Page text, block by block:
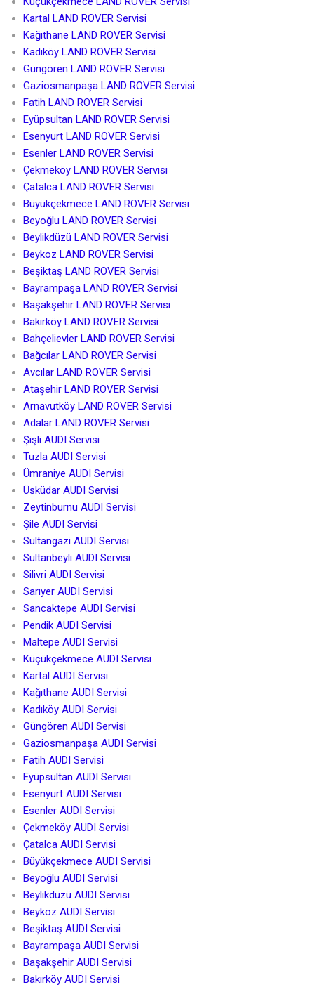
Kartal LAND ROVER Servisi
Kağıthane LAND ROVER Servisi
Kadıköy LAND ROVER Servisi
Güngören LAND ROVER Servisi
Gaziosmanpaşa LAND ROVER Servisi
Fatih LAND ROVER Servisi
Eyüpsultan LAND ROVER Servisi
Esenyurt LAND ROVER Servisi
Esenler LAND ROVER Servisi
Çekmeköy LAND ROVER Servisi
Çatalca LAND ROVER Servisi
Büyükçekmece LAND ROVER Servisi
Beyoğlu LAND ROVER Servisi
Beylikdüzü LAND ROVER Servisi
Beykoz LAND ROVER Servisi
Beşiktaş LAND ROVER Servisi
Bayrampaşa LAND ROVER Servisi
Başakşehir LAND ROVER Servisi
Bakırköy LAND ROVER Servisi
Bahçelievler LAND ROVER Servisi
Bağcılar LAND ROVER Servisi
Avcılar LAND ROVER Servisi
Ataşehir LAND ROVER Servisi
Arnavutköy LAND ROVER Servisi
Adalar LAND ROVER Servisi
Şişli AUDI Servisi
Tuzla AUDI Servisi
Ümraniye AUDI Servisi
Üsküdar AUDI Servisi
Zeytinburnu AUDI Servisi
Şile AUDI Servisi
Sultangazi AUDI Servisi
Sultanbeyli AUDI Servisi
Silivri AUDI Servisi
Sarıyer AUDI Servisi
Sancaktepe AUDI Servisi
Pendik AUDI Servisi
Maltepe AUDI Servisi
Küçükçekmece AUDI Servisi
Kartal AUDI Servisi
Kağıthane AUDI Servisi
Kadıköy AUDI Servisi
Güngören AUDI Servisi
Gaziosmanpaşa AUDI Servisi
Fatih AUDI Servisi
Eyüpsultan AUDI Servisi
Esenyurt AUDI Servisi
Esenler AUDI Servisi
Çekmeköy AUDI Servisi
Çatalca AUDI Servisi
Büyükçekmece AUDI Servisi
Beyoğlu AUDI Servisi
Beylikdüzü AUDI Servisi
Beykoz AUDI Servisi
Beşiktaş AUDI Servisi
Bayrampaşa AUDI Servisi
Başakşehir AUDI Servisi
Bakırköy AUDI Servisi